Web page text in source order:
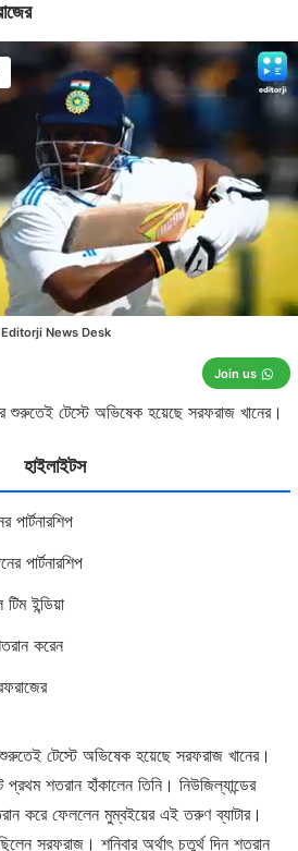
শুরুতেই টেস্টে অভিষেক হয়েছে সরফরাজ খানের।
Editorji News Desk
Join us
Unmute
হাইলাইটস
পার্টনারশিপ
পার্টনারশিপ
ইন্ডিয়া
করেন
টেস্টে অভিষেক হয়েছে সরফরাজ খানের।
শতরান হাঁকালেন তিনি। নিউজিল্যান্ডের
করে ফেললেন মুম্বইয়ের এই তরুণ ব্যাটার।
সরফরাজ। শনিবার অর্থাৎ চতুর্থ দিন শতরান